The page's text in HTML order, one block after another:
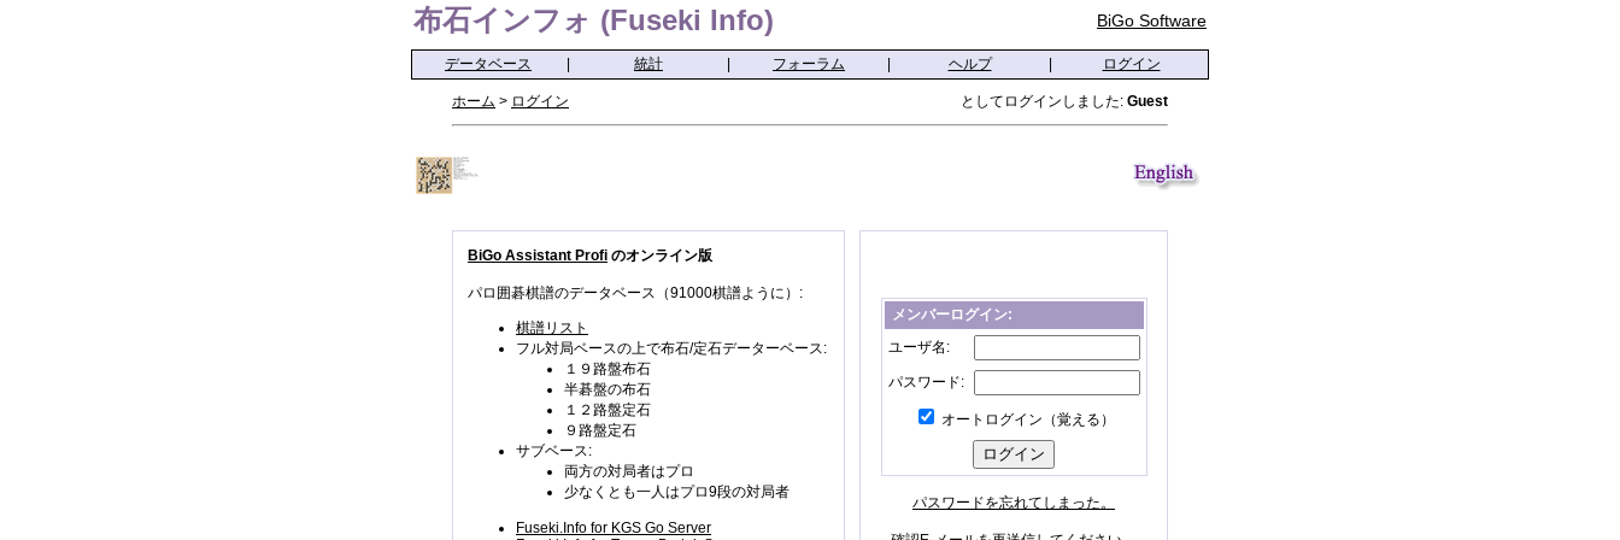
布石インフォ (Fuseki Info) BiGo Software
データベース 統計 フォーラム ヘルプ ログイン
ホーム > ログイン としてログインしました: Guest
BiGo Assistant Profi のオンライン版
パロ囲碁棋譜のデータベース（91000棋譜ように）:
棋譜リスト
フル対局ベースの上で布石/定石データーベース:
１９路盤布石
半碁盤の布石
１２路盤定石
９路盤定石
サブベース:
両方の対局者はプロ
少なくとも一人はプロ9段の対局者
Fuseki.Info for KGS Go Server
メンバーログイン:
ユーザ名:
パスワード:
オートログイン（覚える）
パスワードを忘れてしまった。